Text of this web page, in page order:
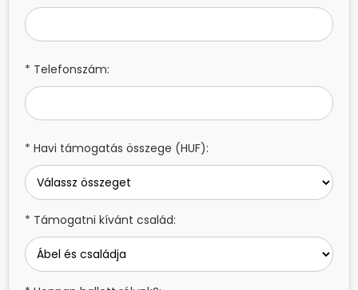
* Telefonszám:
* Havi támogatás összege (HUF):
* Támogatni kívánt család: